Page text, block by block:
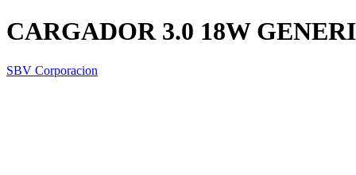
CARGADOR 3.0 18W
SBV Corporacion